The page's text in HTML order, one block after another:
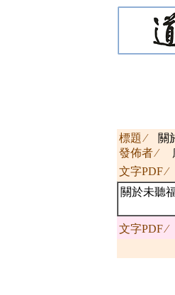
標題 ∕關
發佈者 ∕
文字PDF ∕
關於未聽
文字PDF ∕